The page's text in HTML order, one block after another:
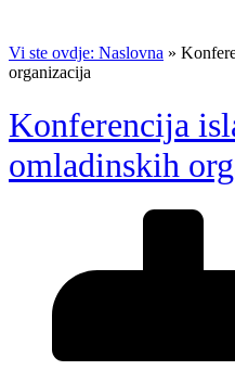
Vi ste ovdje: Naslovna »
organizacija
Konferencija
omladinskih